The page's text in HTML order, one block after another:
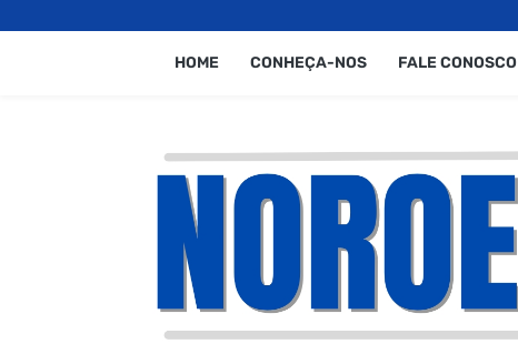
HOME CONHEÇA-NOS FALE CONOSCO